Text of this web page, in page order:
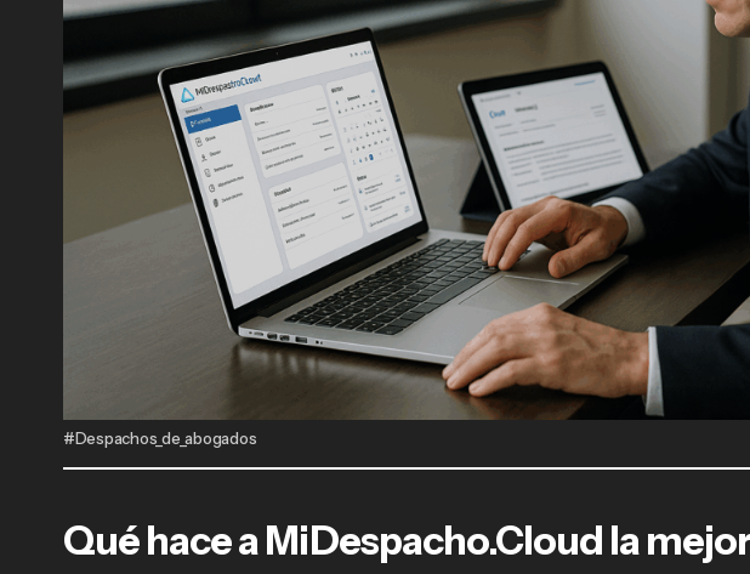
#Despachos_de_abogados
Qué hace a MiDespacho.Cloud la